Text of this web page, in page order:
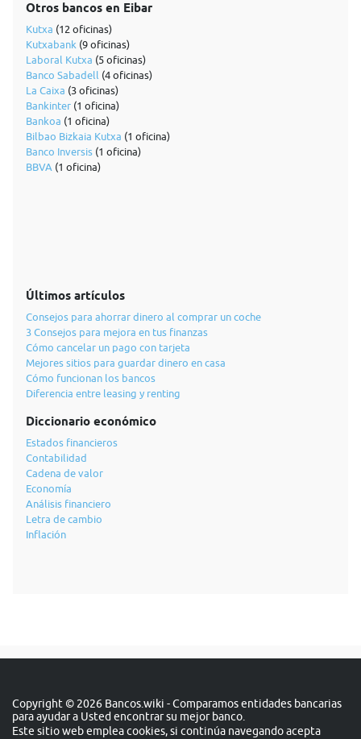
Otros bancos en Eibar
Kutxa (12 oficinas)
Kutxabank (9 oficinas)
Laboral Kutxa (5 oficinas)
Banco Sabadell (4 oficinas)
La Caixa (3 oficinas)
Bankinter (1 oficina)
Bankoa (1 oficina)
Bilbao Bizkaia Kutxa (1 oficina)
Banco Inversis (1 oficina)
BBVA (1 oficina)
Últimos artículos
Consejos para ahorrar dinero al comprar un coche
3 Consejos para mejora en tus finanzas
Cómo cancelar un pago con tarjeta
Mejores sitios para guardar dinero en casa
Cómo funcionan los bancos
Diferencia entre leasing y renting
Diccionario económico
Estados financieros
Contabilidad
Cadena de valor
Economía
Análisis financiero
Letra de cambio
Inflación
Copyright © 2026 Bancos.wiki - Comparamos entidades bancarias
para ayudar a Usted encontrar su mejor banco.
Este sitio web emplea cookies, si continúa navegando acepta